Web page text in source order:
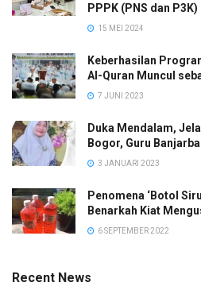
PPPK (PNS dan
15 MEI 2024
Keberhasilan
Al-Quran Muncul
7 JUNI 2023
Duka Mendalam,
Bogor, Guru
3 JANUARI 2023
Penomena ‘Botol
Benarkah Kiat
6 SEPTEMBER 2022
Recent News